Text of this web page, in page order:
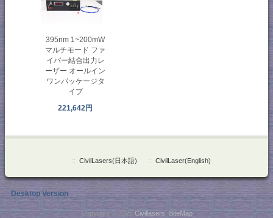
395nm 1~200mW
マルチモード ファ
イバー結合出力レ
ーザー オールイン
ワンパッケージタ
イプ
221,642円
:: CivilLasers(日本語) :: CivilLaser(English)
Desktop Version
Copyright © 2026 Civillasers SiteMap